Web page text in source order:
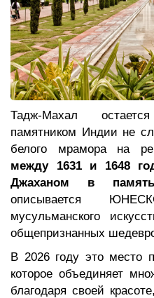
Тадж-Махал
памятником Индии не
белого мрамора на
между 1631 и 1648
Джаханом в
описывается
мусульманского
общепризнанных
В 2026 году это место
которое объединяет
благодаря своей